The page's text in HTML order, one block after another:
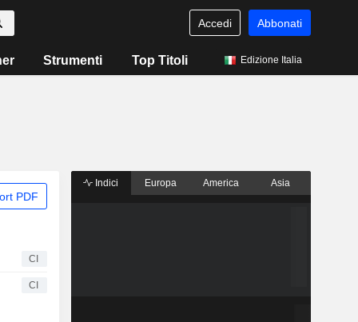
Accedi Abbonati
Strumenti Top Titoli Edizione Italia
PDF
CI
CI
Indici Europa America Asia